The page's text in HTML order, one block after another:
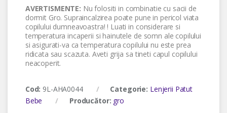
AVERTISMENTE: Nu folositi in combinatie cu sacii de
dormit Gro. Supraincalzirea poate pune in pericol viata
copilului dumneavoastra! ! Luati in considerare si
temperatura incaperii si hainutele de somn ale copilului
si asigurati-va ca temperatura copilului nu este prea
ridicata sau scazuta. Aveti grija sa tineti capul copilului
neacoperit.
Cod: 9L-AHA0044 Categorie: Lenjerii Patut
Bebe
Producător: gro